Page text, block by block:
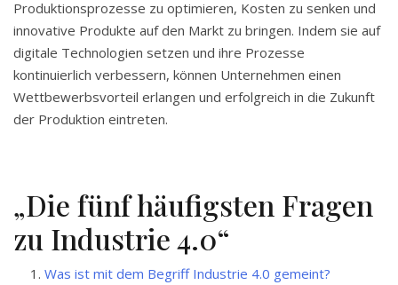
Produktionsprozesse zu optimieren, Kosten zu senken und
innovative Produkte auf den Markt zu bringen. Indem sie auf
digitale Technologien setzen und ihre Prozesse
kontinuierlich verbessern, können Unternehmen einen
Wettbewerbsvorteil erlangen und erfolgreich in die Zukunft
der Produktion eintreten.
„Die fünf häufigsten Fragen
zu Industrie 4.0“
Was ist mit dem Begriff Industrie 4.0 gemeint?